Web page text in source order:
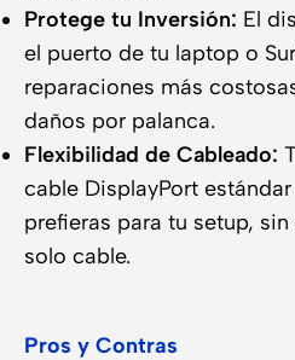
Protege tu Inversión: El
el puerto de tu laptop o
reparaciones más
daños por palanca.
Flexibilidad de Cableado:
cable DisplayPort
prefieras para tu setup,
solo cable.
Pros y Contras